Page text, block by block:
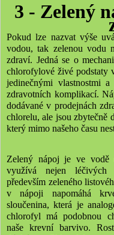
3 - Zelený
Pokud lze nazvat výše
vodou, tak zelenou vodu
zdraví. Jedná se o
chlorofylové živé podstaty
jedinečnými vlastnostmi
zdravotních komplikací.
dodávané v prodejnách
chlorelu, ale jsou zbytečně
který mimo našeho času
Zelený nápoj je ve vodě
využívá nejen léčivých
především zeleného
v nápoji napomáhá
sloučenina, která je
chlorofyl má podobnou
naše krevní barvivo.